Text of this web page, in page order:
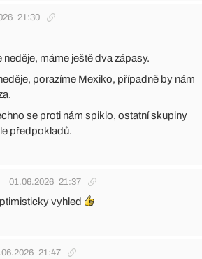
21:30
neděje, máme ještě dva zápasy.
porazíme Mexiko, případně by nám
se proti nám spiklo, ostatní skupiny
předpokladů.
01.06.2026 21:37
vyhled
21:47